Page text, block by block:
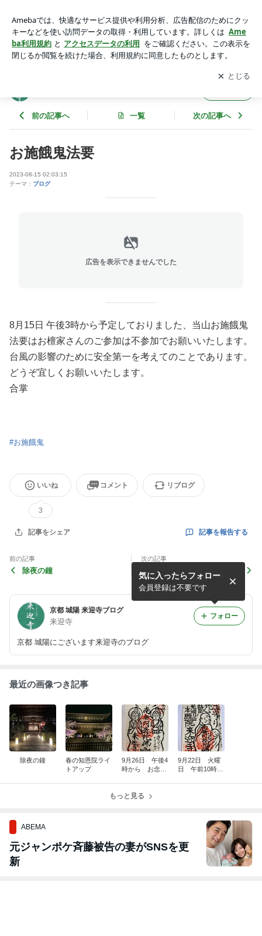
アプリをダウンロードして ブログの更新通知
を受け取りまし
ょう。
開く
前の記事へ 一覧 次の記事へ
お施餓鬼法要
2023-08-15 02:03:15
テーマ： ブログ
広告を表示できませんでした
8月15日 午後3時から予定しておりました、当山お施餓鬼
法要はお檀家さんのご参加は不参加でお願いいたします。
台風の影響のために安全第一を考えてのことであります。
どうぞ宜しくお願いいたします。
合掌
#お施餓鬼
いいね
3
コメント リブログ
記事をシェア 記事を報告する
前の記事
除夜の鐘
次の記事
京都 城陽 来迎寺ブログ
来迎寺
京都 城陽にございます来迎寺のブログ
気に入ったらフォロー
会員登録は不要です
フォロー
最近の画像つき記事
除夜の鐘
春の知恩院ライ
トアップ
9月26日 午後4
時から お念仏
9月22日 火曜
日 午前10時よ
もっと見る
ABEMA
元ジャンポケ斉藤被告の妻がSNSを更
新